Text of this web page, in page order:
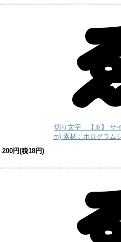
切り文字 【ゑ】 サ
m) 素材：ホログラム
200円(税18円)